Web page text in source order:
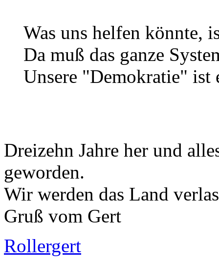
Was uns helfen könnte,
Da muß das ganze
Unsere "Demokratie" ist
Dreizehn Jahre her und
geworden.
Wir werden das Land
Gruß vom Gert
Rollergert